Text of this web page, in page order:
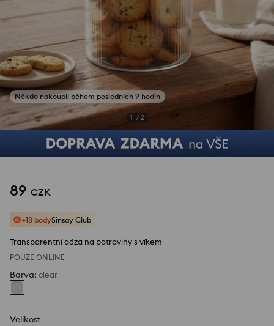
1 / 2
89 CZK
+18 bodySinsay Club
Transparentní dóza na potraviny s víkem
POUZE ONLINE
Barva: clear
Velikost